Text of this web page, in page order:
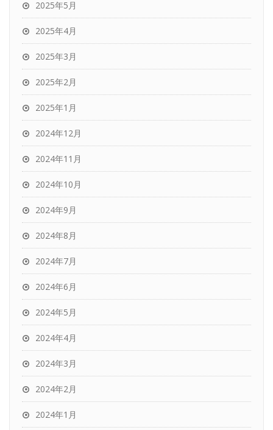
2025年5月
2025年4月
2025年3月
2025年2月
2025年1月
2024年12月
2024年11月
2024年10月
2024年9月
2024年8月
2024年7月
2024年6月
2024年5月
2024年4月
2024年3月
2024年2月
2024年1月